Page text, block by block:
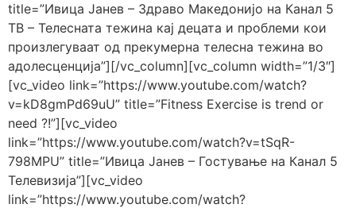
title=”Ивица Јанев – Здраво Македонијо на Канал 5
ТВ – Телесната тежина кај децата и проблеми кои
произлегуваат од прекумерна телесна тежина во
адолесценција”][/vc_column][vc_column width=”1/3″]
[vc_video link=”https://www.youtube.com/watch?
v=kD8gmPd69uU” title=”Fitness Exercise is trend or
need ?!”][vc_video
link=”https://www.youtube.com/watch?v=tSqR-
798MPU” title=”Ивица Јанев – Гостување на Канал 5
Телевизија”][vc_video
link=”https://www.youtube.com/watch?